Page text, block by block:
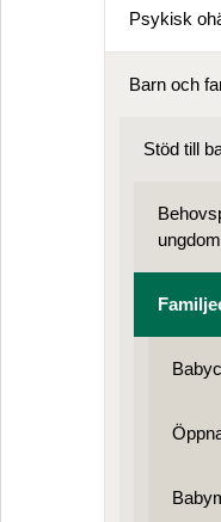
Psykisk
Barn och
Stöd till